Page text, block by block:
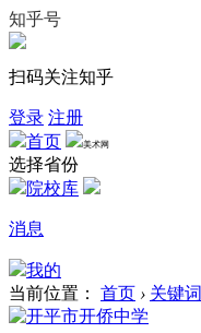
知乎号
扫码关注知乎
登录 注册
首页
美术网
选择省份
院校库
消息
我的
当前位置：
首页 › 关键词